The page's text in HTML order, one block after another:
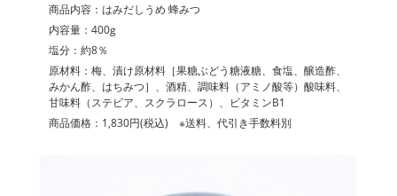
商品内容：はみだしうめ 蜂みつ
内容量：400g
塩分：約8％
原材料：梅、漬け原材料［果糖ぶどう糖液糖、食塩、醸造酢、
みかん酢、はちみつ］、酒精、調味料（アミノ酸等）酸味料、
甘味料（ステビア、スクラロース）、ビタミンB1
商品価格：1,830円(税込) ※送料、代引き手数料別